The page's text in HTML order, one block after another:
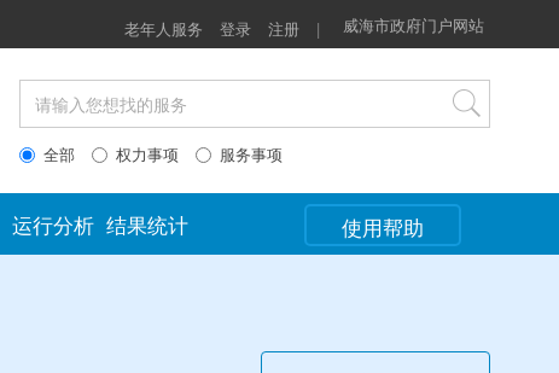
威海市政府门户网站
老年人服务 登录 注册 |
全部 权力事项 服务事项
运行分析 结果统计 使用帮助